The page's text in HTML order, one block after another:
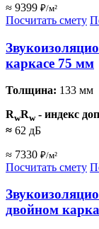
≈ 9399 ₽/м²
Посчитать смету
каркасе 75 мм
Толщина: 133 мм
RwRw- индекс
≈ 62 дБ
≈ 7330 ₽/м²
Посчитать смету
двойном